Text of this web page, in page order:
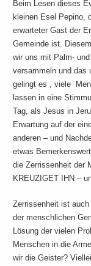
Beim Lesen dieses
kleinen Esel Pepino,
erwarteter Gast der
Gemeinde ist.
wir uns mit Palm-
versammeln und das
gelingt es , viele
lassen in eine
Tag, als Jesus in
Erwartung auf der
anderen – und
etwas
die Zerrissenheit der
KREUZIGET IHN –
Zerrissenheit ist
der menschlichen
Lösung der vielen
Menschen in die
wir die Geister?